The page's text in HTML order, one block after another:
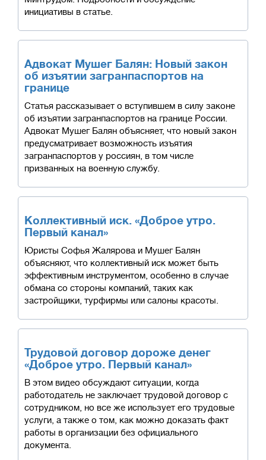
инициативы в статье.
Адвокат Мушег Балян: Новый закон
об изъятии загранпаспортов на
границе
Статья рассказывает о вступившем в силу законе
об изъятии загранпаспортов на границе России.
Адвокат Мушег Балян объясняет, что новый закон
предусматривает возможность изъятия
загранпаспортов у россиян, в том числе
призванных на военную службу.
Коллективный иск. «Доброе утро.
Первый канал»
Юристы Софья Жалярова и Мушег Балян
объясняют, что коллективный иск может быть
эффективным инструментом, особенно в случае
обмана со стороны компаний, таких как
застройщики, турфирмы или салоны красоты.
Трудовой договор дороже денег
«Доброе утро. Первый канал»
В этом видео обсуждают ситуации, когда
работодатель не заключает трудовой договор с
сотрудником, но все же использует его трудовые
услуги, а также о том, как можно доказать факт
работы в организации без официального
документа.